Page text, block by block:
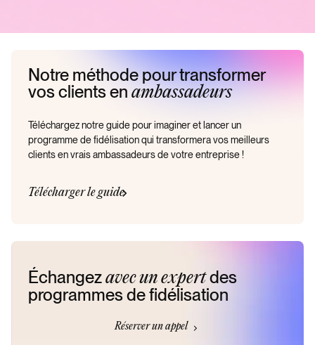
Notre méthode pour transformer
vos clients en ambassadeurs
Téléchargez notre guide pour imaginer et lancer un
programme de fidélisation qui transformera vos meilleurs
clients en vrais ambassadeurs de votre entreprise !
Télécharger le guide
Échangez avec un expertdes
programmes de fidélisation
Réserver un appel